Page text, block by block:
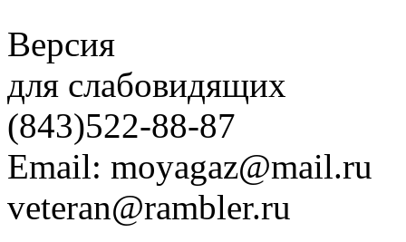
Версия
для слабовидящих
(843)522-88-87
Email: moyagaz@mail.ru
veteran@rambler.ru